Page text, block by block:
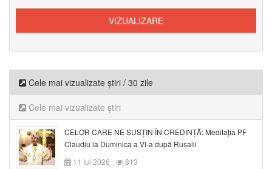
Cele mai vizualizate știri / 30 zile
Cele mai vizualizate știri
CELOR CARE NE SUSȚIN ÎN CREDINȚĂ: Meditația PF
Claudiu la Duminica a VI-a după Rusalii
11 Iul 2026
813